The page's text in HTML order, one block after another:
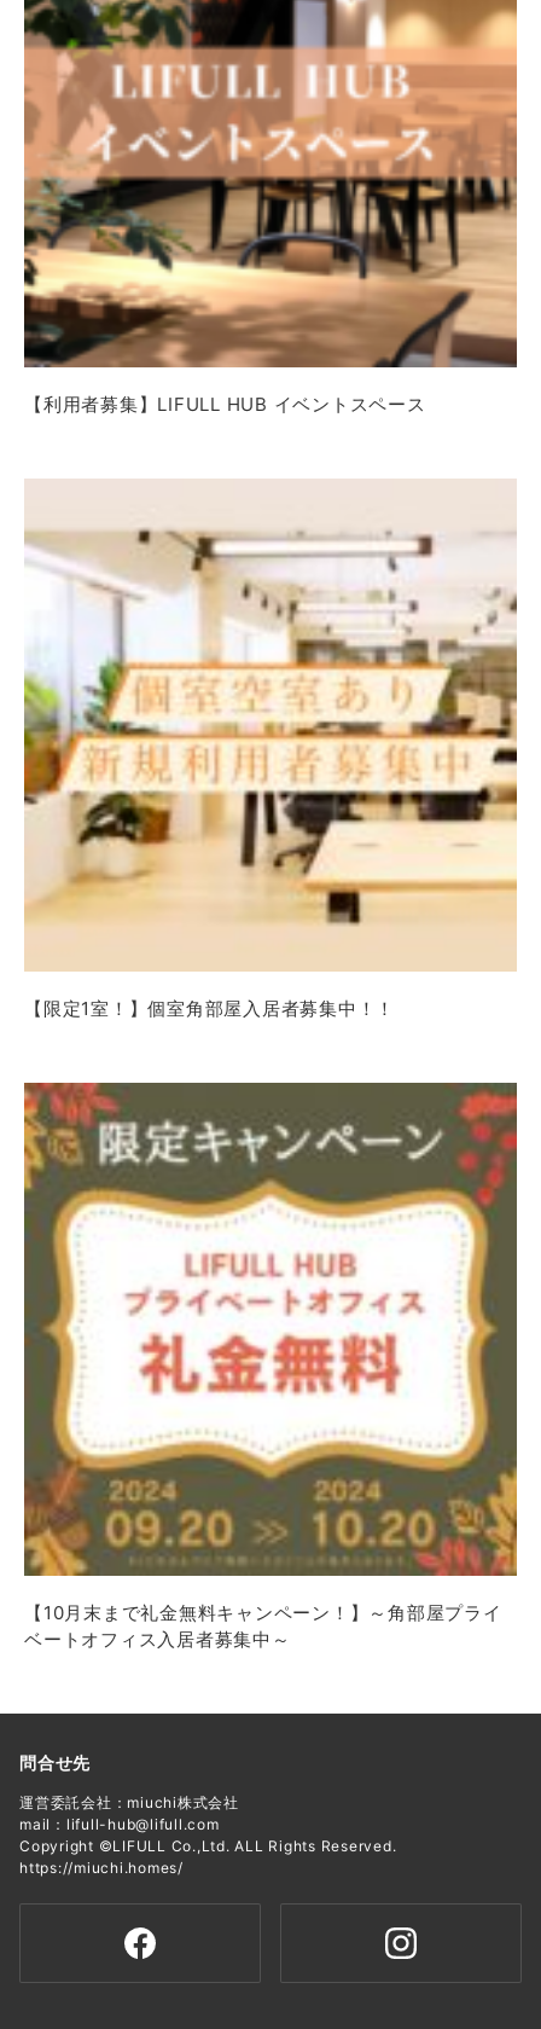
【利用者募集】LIFULL HUB イベントスペース
【限定1室！】個室角部屋入居者募集中！！
【10月末まで礼金無料キャンペーン！】～角部屋プライ
ベートオフィス入居者募集中～
問合せ先
運営委託会社：miuchi株式会社
mail：lifull-hub@lifull.com
Copyright ©LIFULL Co.,Ltd. ALL Rights Reserved.
https://miuchi.homes/